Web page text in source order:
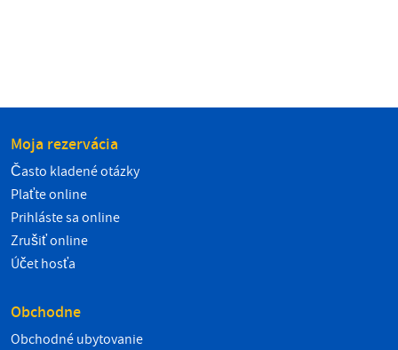
Moja rezervácia
Často kladené otázky
Plaťte online
Prihláste sa online
Zrušiť online
Účet hosťa
Obchodne
Obchodné ubytovanie